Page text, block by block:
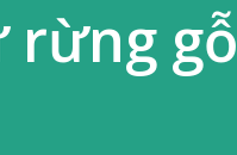
rừng gỗ